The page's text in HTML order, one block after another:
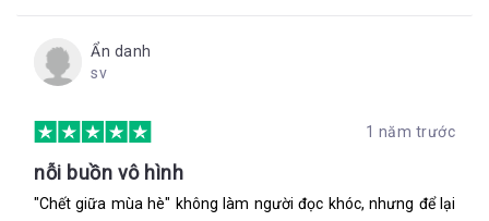
Ẩn danh
sv
1 năm trước
nỗi buồn vô hình
"Chết giữa mùa hè" không làm người đọc khóc, nhưng để lại